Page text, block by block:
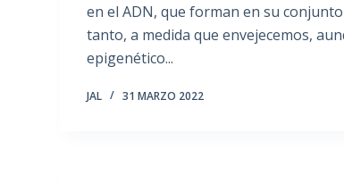
en el ADN, que forman en su
tanto, a medida que envejecemos,
epigenético...
JAL 31 MARZO 2022